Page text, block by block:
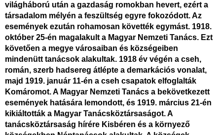
világháború után a gazdaság romokban hevert, ezért a
társadalom mélyén a feszültség egyre fokozódott. Az
események ezután rohamosan követték egymást. 1918.
október 25-én magalakult a Magyar Nemzeti Tanács. Ezt
követően a megye városaiban és községeiben
mindenütt tanácsok alakultak. 1918 év végén a cseh,
román, szerb hadsereg átlépte a demarkációs vonalat,
majd 1919. január 11-én a cseh csapatok elfoglalták
Komáromot. A Magyar Nemzeti Tanács a bekövetkezett
események hatására lemondott, és 1919. március 21-én
kikiáltották a Magyar Tanácsköztársaságot. A
tanácsköztársaság hírére Kisbéren és a környező